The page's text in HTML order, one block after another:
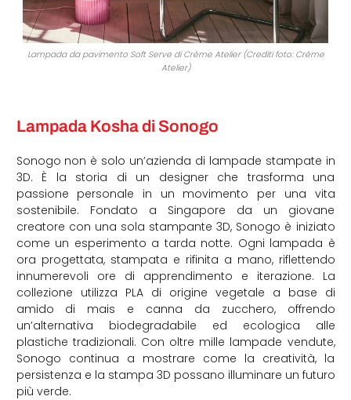
Lampada da pavimento Soft Serve di Crème Atelier (Crediti foto: Crème
Atelier)
Lampada Kosha di Sonogo
Sonogo non è solo un’azienda di lampade stampate in
3D. È la storia di un designer che trasforma una
passione personale in un movimento per una vita
sostenibile. Fondato a Singapore da un giovane
creatore con una sola stampante 3D, Sonogo è iniziato
come un esperimento a tarda notte. Ogni lampada è
ora progettata, stampata e rifinita a mano, riflettendo
innumerevoli ore di apprendimento e iterazione. La
collezione utilizza PLA di origine vegetale a base di
amido di mais e canna da zucchero, offrendo
un’alternativa biodegradabile ed ecologica alle
plastiche tradizionali. Con oltre mille lampade vendute,
Sonogo continua a mostrare come la creatività, la
persistenza e la stampa 3D possano illuminare un futuro
più verde.